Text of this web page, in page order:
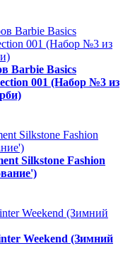
Barbie Basics
001 (Набор №3 из
Silkstone Fashion
Weekend (Зимний